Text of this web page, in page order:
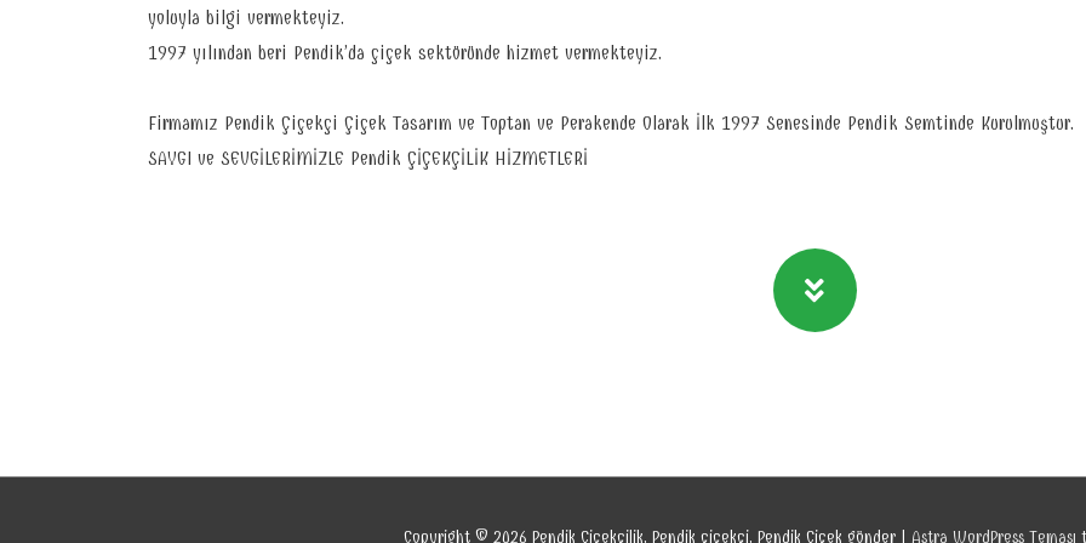
yoluyla bilgi vermekteyiz.
1997 yılından beri Pendik’da çiçek sektöründe hizmet vermekteyiz.
Firmamız Pendik Çiçekçi Çiçek Tasarım ve Toptan ve Perakende Olarak İlk 1997 Senesinde Pendik Semtinde Kurulmuştur.
SAYGI ve SEVGİLERİMİZLE Pendik ÇİÇEKÇİLİK HİZMETLERİ
Copyright © 2026 Pendik Çiçekçilik, Pendik çiçekçi, Pendik Çiçek gönder Astra WordPress Teması